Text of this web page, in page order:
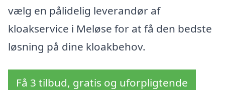
vælg en pålidelig leverandør af
kloakservice i Meløse for at få den bedste
løsning på dine kloakbehov.
Få 3 tilbud, gratis og uforpligtende